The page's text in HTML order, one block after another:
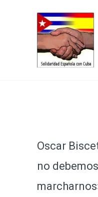
Oscar
no